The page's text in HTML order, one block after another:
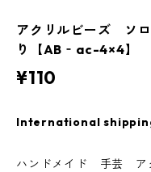
アクリルビーズ ソ
り【AB‐ac-4×4】
¥110
International
ハンドメイド 手芸 ア